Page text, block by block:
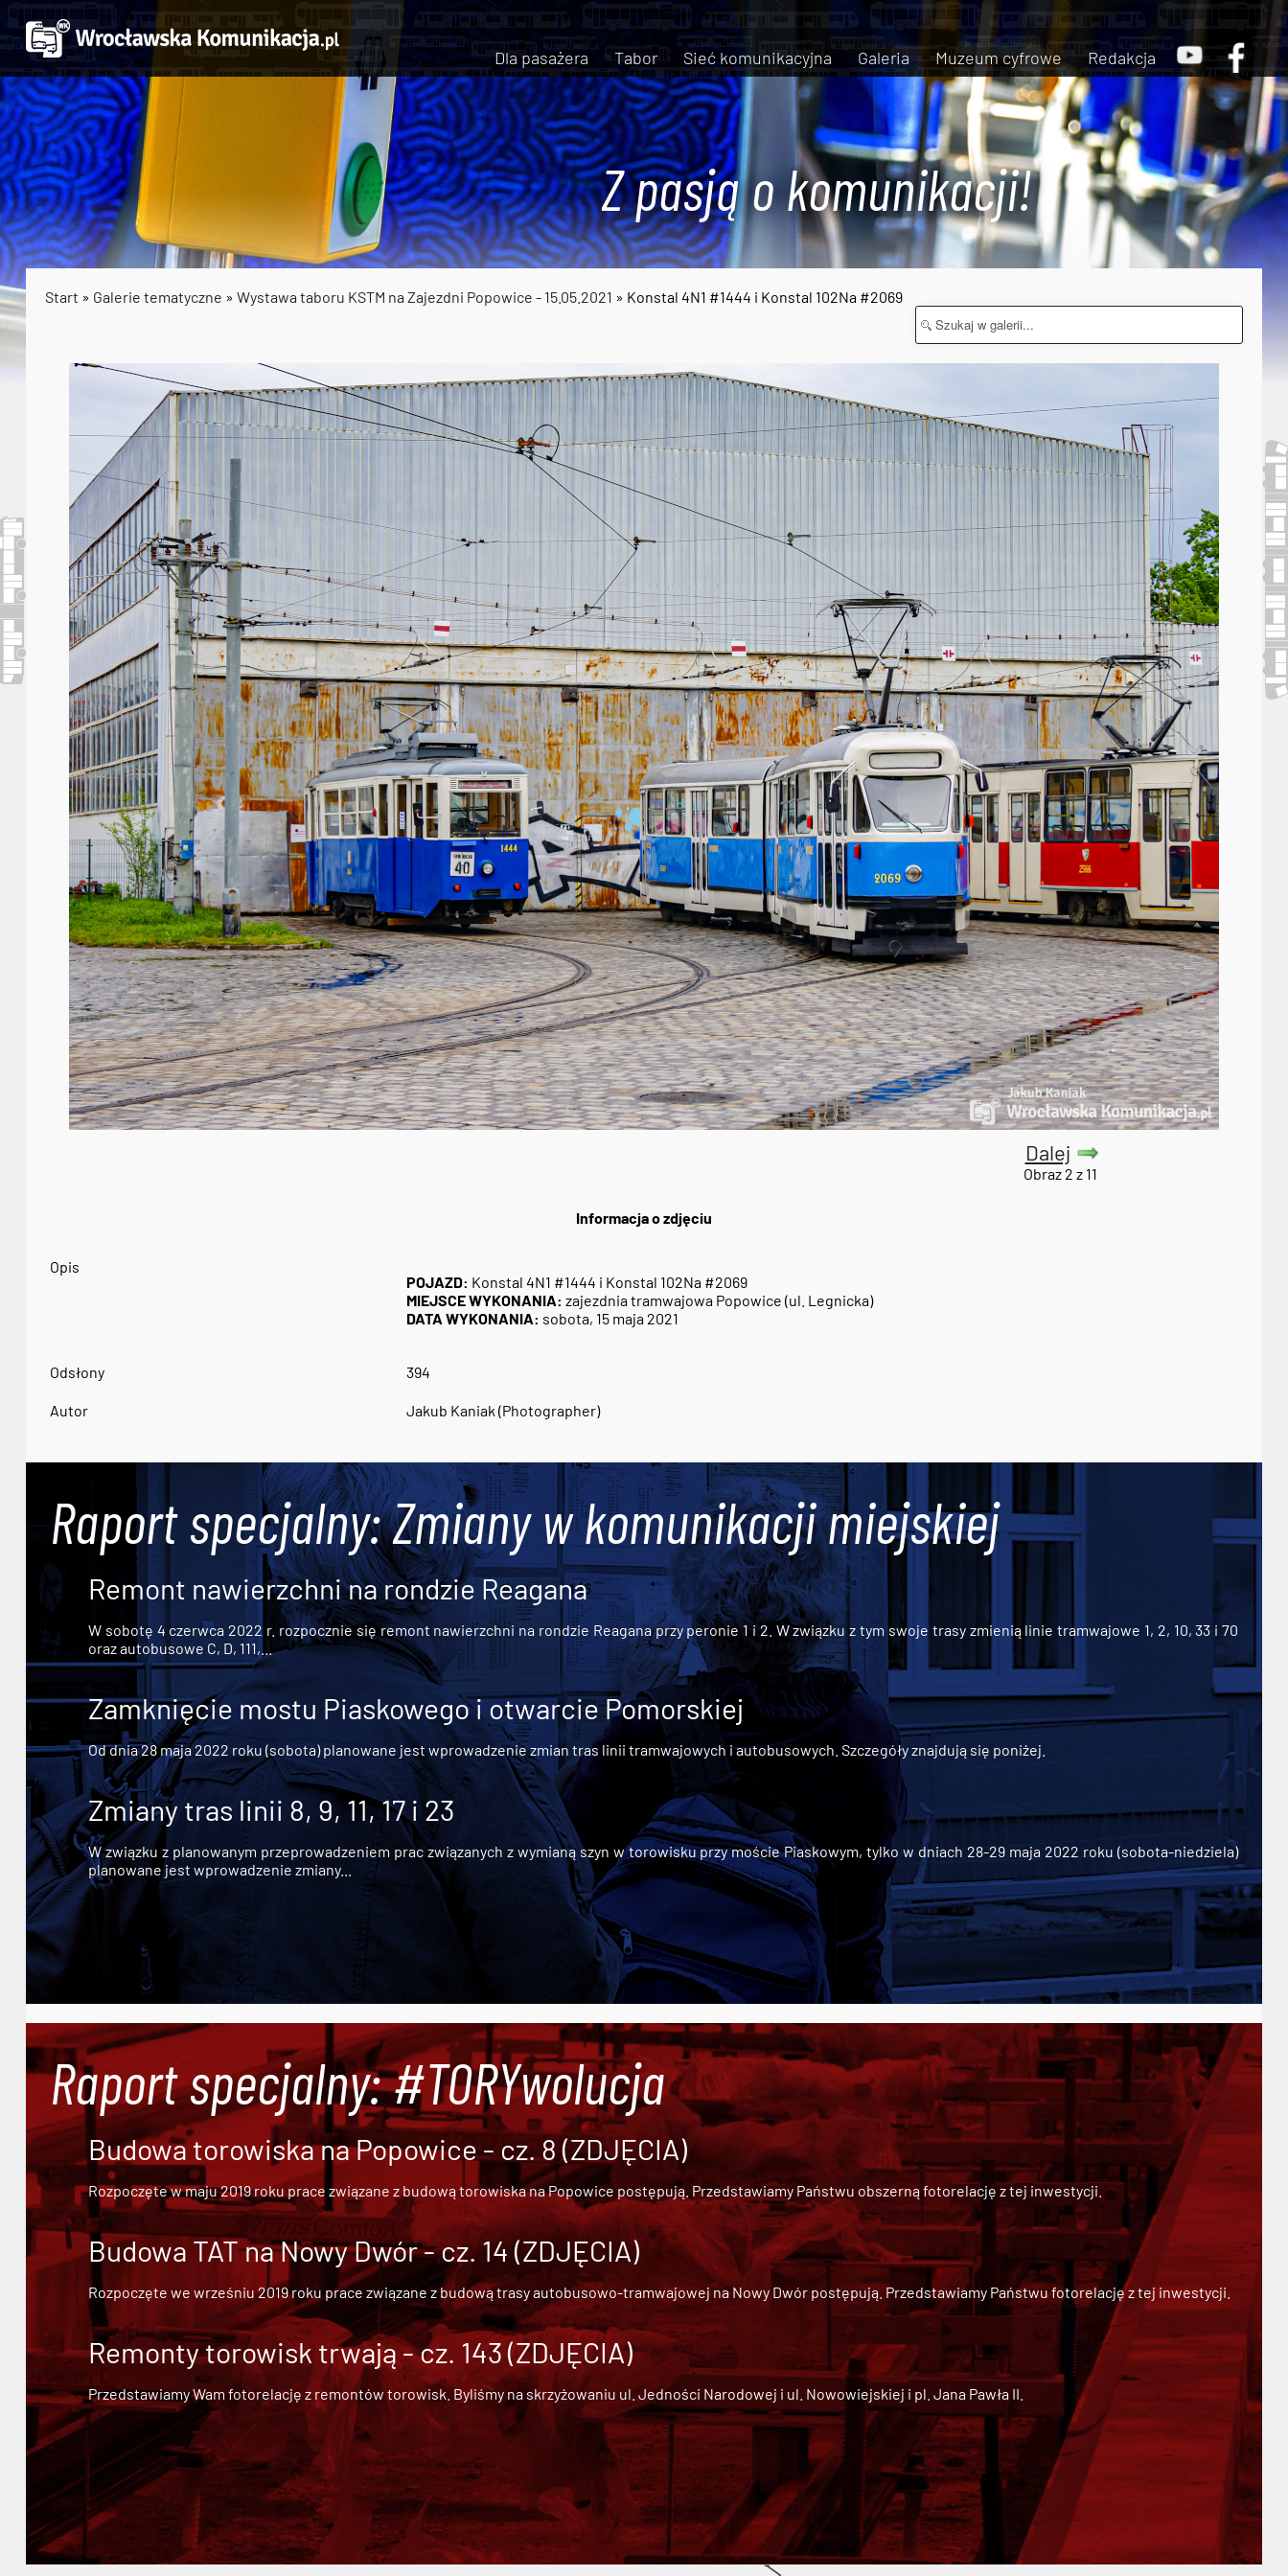
Dla pasażera Tabor Sieć komunikacyjna Galeria Muzeum cyfrowe Redakcja
Z pasją o komunikacji!
Start » Galerie tematyczne » Wystawa taboru KSTM na Zajezdni Popowice - 15.05.2021 » Konstal 4N1 #1444 i Konstal 102Na #2069
Dalej
Obraz 2 z 11
Informacja o zdjęciu
Opis
POJAZD: Konstal 4N1 #1444 i Konstal 102Na #2069
MIEJSCE WYKONANIA: zajezdnia tramwajowa Popowice (ul. Legnicka)
DATA WYKONANIA: sobota, 15 maja 2021
Odsłony 394
Autor Jakub Kaniak (Photographer)
Raport specjalny: Zmiany w komunikacji miejskiej
Remont nawierzchni na rondzie Reagana
W sobotę 4 czerwca 2022 r. rozpocznie się remont nawierzchni na rondzie Reagana przy peronie 1 i 2. W związku z tym swoje trasy zmienią linie tramwajowe 1, 2, 10, 33 i 70
oraz autobusowe C, D, 111,...
Zamknięcie mostu Piaskowego i otwarcie Pomorskiej
Od dnia 28 maja 2022 roku (sobota) planowane jest wprowadzenie zmian tras linii tramwajowych i autobusowych. Szczegóły znajdują się poniżej.
Zmiany tras linii 8, 9, 11, 17 i 23
W związku z planowanym przeprowadzeniem prac związanych z wymianą szyn w torowisku przy moście Piaskowym, tylko w dniach 28-29 maja 2022 roku (sobota-niedziela)
planowane jest wprowadzenie zmiany...
Raport specjalny: #TORYwolucja
Budowa torowiska na Popowice - cz. 8 (ZDJĘCIA)
Rozpoczęte w maju 2019 roku prace związane z budową torowiska na Popowice postępują. Przedstawiamy Państwu obszerną fotorelację z tej inwestycji.
Budowa TAT na Nowy Dwór - cz. 14 (ZDJĘCIA)
Rozpoczęte we wrześniu 2019 roku prace związane zbudową trasy autobusowo-tramwajowej na Nowy Dwórpostępują. Przedstawiamy Państwu fotorelację z tej inwestycji.
Remonty torowisk trwają - cz. 143 (ZDJĘCIA)
Przedstawiamy Wam fotorelację z remontów torowisk. Byliśmy na skrzyżowaniu ul. Jedności Narodowej i ul. Nowowiejskiej i pl. Jana Pawła II.